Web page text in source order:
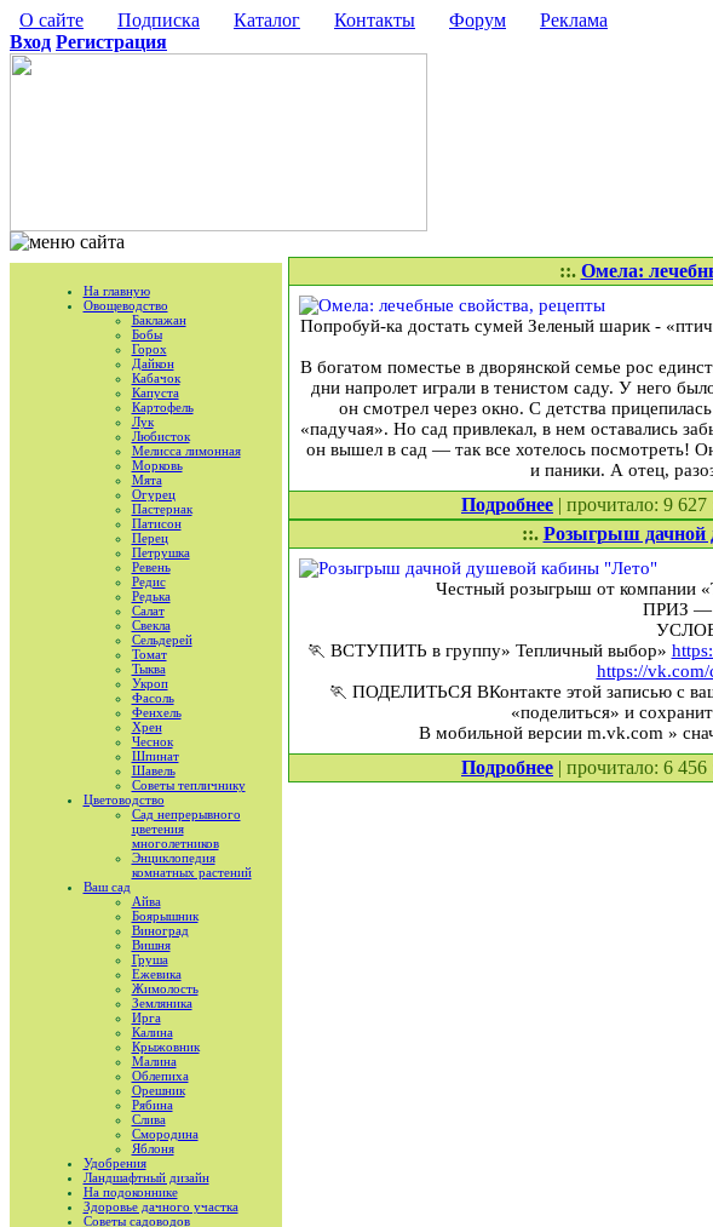
О сайте Подписка Каталог Контакты Форум
Реклама
Вход Регистрация
На главную
Овощеводство
Баклажан
Бобы
Горох
Дайкон
Кабачок
Капуста
Картофель
Лук
Любисток
Мелисса лимонная
Морковь
Мята
Огурец
Пастернак
Патисон
Перец
Петрушка
Ревень
Редис
Редька
Салат
Свекла
Сельдерей
Томат
Тыква
Укроп
Фасоль
Фенхель
Хрен
Чеснок
Шпинат
Шавель
Советы тепличнику
Цветоводство
Сад непрерывного
цветения
многолетников
Энциклопедия
комнатных растений
Ваш сад
Айва
Боярышник
Виноград
Вишня
Груша
Ежевика
Жимолость
Земляника
Ирга
Калина
Крыжовник
Малина
Облепиха
Орешник
Рябина
Слива
Смородина
Яблоня
Удобрения
Ландшафтный дизайн
На подоконнике
Здоровье дачного участка
Советы садоводов
::. Омела:
Попробуй-ка достать сумей Зеленый шарик -
В богатом поместье в дворянской семье рос
дни напролет играли в тенистом саду. У него
он смотрел через окно. С детства
«падучая». Но сад привлекал, в нем оставались
он вышел в сад — так все хотелось посмотреть!
и паники. А отец,
Подробнее | прочитало: 9 627
::. Розыгрыш дачной
Честный розыгрыш от компании
ПРИЗ —
🏃 ВСТУПИТЬ в группу» Тепличный выбор»
https://
🏃 ПОДЕЛИТЬСЯ ВКонтакте этой записью с
«поделиться» и
В мобильной версии m.vk.com »
Подробнее | прочитало: 6 456